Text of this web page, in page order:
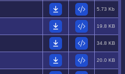
5.73 Kb
19.8 KB
34.8 KB
20.0 KB